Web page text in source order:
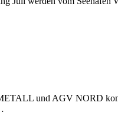
und AGV NORD